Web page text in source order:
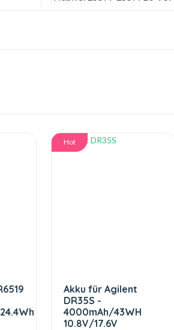
Hot
Akku für Agilent
DR35S -
4000mAh/43WH
10.8V/17.6V